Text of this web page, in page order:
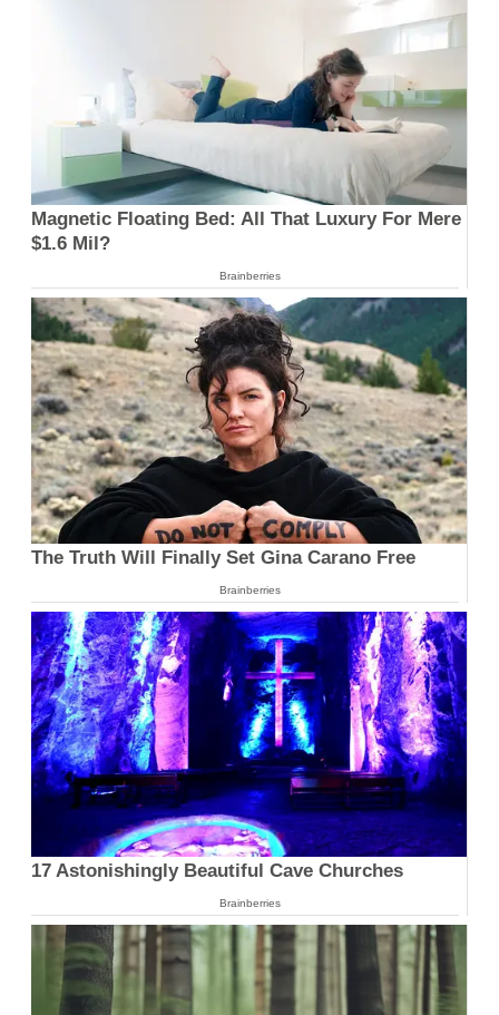
Magnetic Floating Bed: All That Luxury For Mere
$1.6 Mil?
Brainberries
The Truth Will Finally Set Gina Carano Free
Brainberries
17 Astonishingly Beautiful Cave Churches
Brainberries